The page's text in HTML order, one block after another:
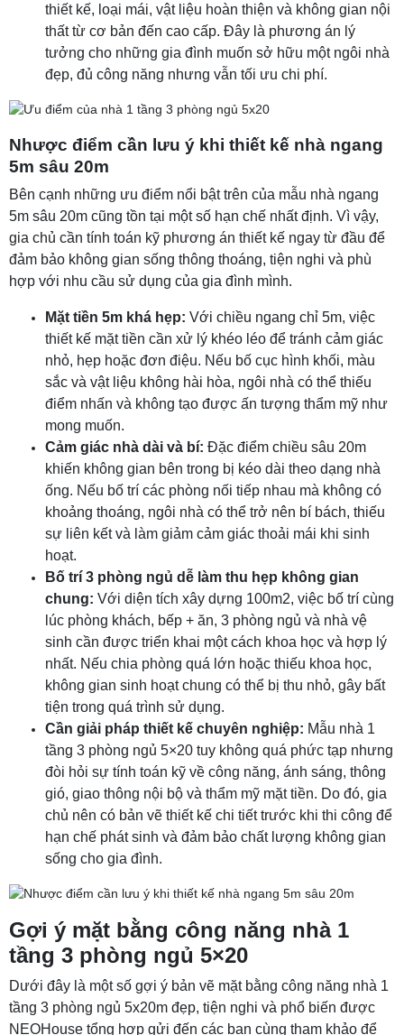
thiết kế, loại mái, vật liệu hoàn thiện và không gian nội
thất từ cơ bản đến cao cấp. Đây là phương án lý
tưởng cho những gia đình muốn sở hữu một ngôi nhà
đẹp, đủ công năng nhưng vẫn tối ưu chi phí.
Nhược điểm cần lưu ý khi thiết kế nhà ngang
5m sâu 20m
Bên cạnh những ưu điểm nổi bật trên của mẫu nhà ngang
5m sâu 20m cũng tồn tại một số hạn chế nhất định. Vì vậy,
gia chủ cần tính toán kỹ phương án thiết kế ngay từ đầu để
đảm bảo không gian sống thông thoáng, tiện nghi và phù
hợp với nhu cầu sử dụng của gia đình mình.
Mặt tiền 5m khá hẹp: Với chiều ngang chỉ 5m, việc
thiết kế mặt tiền cần xử lý khéo léo để tránh cảm giác
nhỏ, hẹp hoặc đơn điệu. Nếu bố cục hình khối, màu
sắc và vật liệu không hài hòa, ngôi nhà có thể thiếu
điểm nhấn và không tạo được ấn tượng thẩm mỹ như
mong muốn.
Cảm giác nhà dài và bí: Đặc điểm chiều sâu 20m
khiến không gian bên trong bị kéo dài theo dạng nhà
ống. Nếu bố trí các phòng nối tiếp nhau mà không có
khoảng thoáng, ngôi nhà có thể trở nên bí bách, thiếu
sự liên kết và làm giảm cảm giác thoải mái khi sinh
hoạt.
Bố trí 3 phòng ngủ dễ làm thu hẹp không gian
chung: Với diện tích xây dựng 100m2, việc bố trí cùng
lúc phòng khách, bếp + ăn, 3 phòng ngủ và nhà vệ
sinh cần được triển khai một cách khoa học và hợp lý
nhất. Nếu chia phòng quá lớn hoặc thiếu khoa học,
không gian sinh hoạt chung có thể bị thu nhỏ, gây bất
tiện trong quá trình sử dụng.
Cần giải pháp thiết kế chuyên nghiệp: Mẫu nhà 1
tầng 3 phòng ngủ 5×20 tuy không quá phức tạp nhưng
đòi hỏi sự tính toán kỹ về công năng, ánh sáng, thông
gió, giao thông nội bộ và thẩm mỹ mặt tiền. Do đó, gia
chủ nên có bản vẽ thiết kế chi tiết trước khi thi công để
hạn chế phát sinh và đảm bảo chất lượng không gian
sống cho gia đình.
Gợi ý mặt bằng công năng nhà 1
tầng 3 phòng ngủ 5×20
Dưới đây là một số gợi ý bản vẽ mặt bằng công năng nhà 1
tầng 3 phòng ngủ 5x20m đẹp, tiện nghi và phổ biến được
NEOHouse tổng hợp gửi đến các bạn cùng tham khảo để